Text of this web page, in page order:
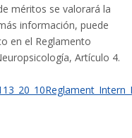
méritos se valorará la
información, puede
en el Reglamento
Artículo 4.